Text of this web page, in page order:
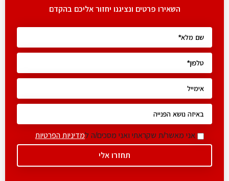
השאירו פרטים ונציגנו יחזור אליכם בהקדם
אני מאשר/ת שקראתי ואני מסכים/ה למדיניות הפרטיות